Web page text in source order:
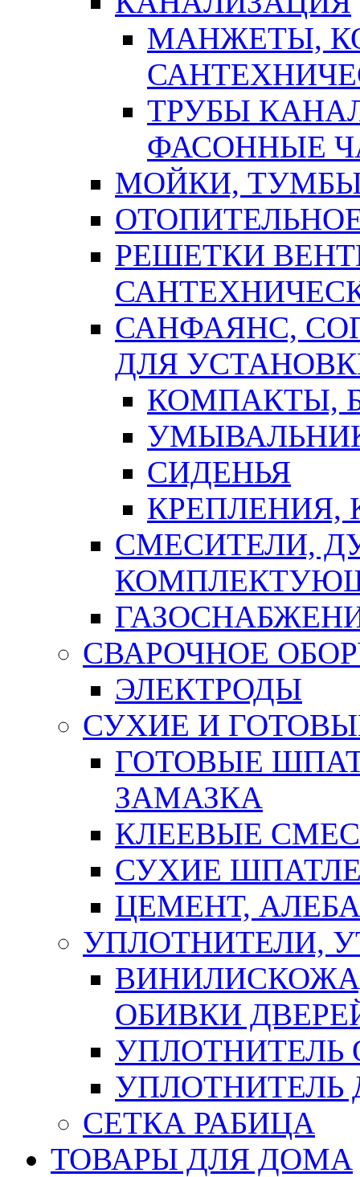
МАНЖЕТЫ,
ТРУБЫ
ФАСОННЫЕ
МОЙКИ,
РЕШЕТКИ
САНФАЯНС,
ДЛЯ
КОМПАКТЫ,
СИДЕНЬЯ
СМЕСИТЕЛИ,
СВАРОЧНОЕ
ЭЛЕКТРОДЫ
СУХИЕ И
ГОТОВЫЕ
ЗАМАЗКА
КЛЕЕВЫЕ
СУХИЕ
ЦЕМЕНТ,
УПЛОТНИТЕЛИ,
ОБИВКИ
УПЛОТНИТЕЛЬ
СЕТКА РАБИЦА
ТОВАРЫ ДЛЯ ДОМА